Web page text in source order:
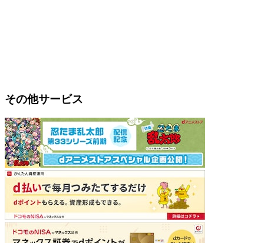
その他サービス